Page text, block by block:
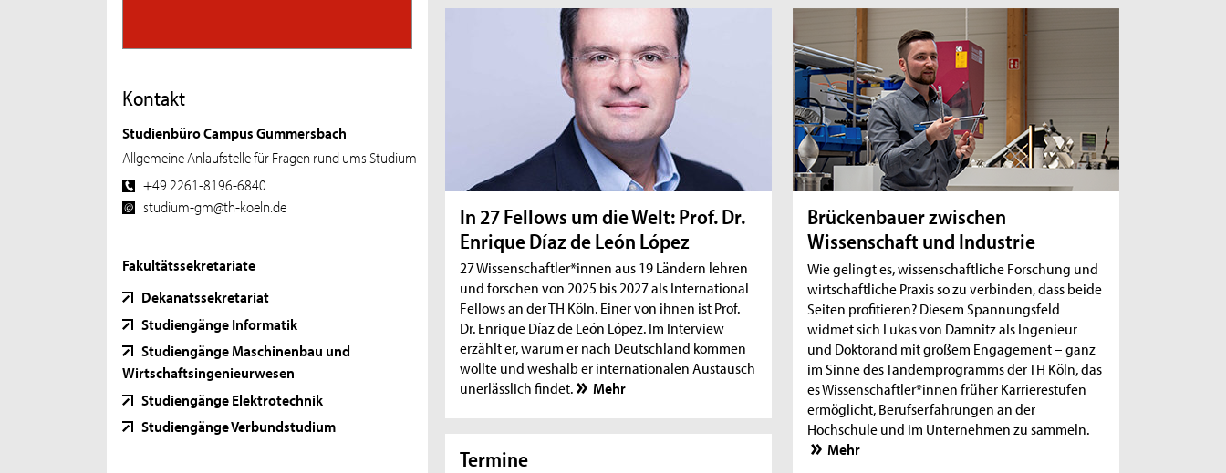
Kontakt
Studienbüro Campus Gummersbach
Allgemeine Anlaufstelle für Fragen rund ums Studium
+49 2261-8196-6840
studium-gm@th-koeln.de
Fakultätssekretariate
Dekanatssekretariat
Studiengänge Informatik
Studiengänge Maschinenbau und
Wirtschaftsingenieurwesen
Studiengänge Elektrotechnik
Studiengänge Verbundstudium
In 27 Fellows um die Welt: Prof. Dr.
Enrique Díaz de León López
27 Wissenschaftler*innen aus 19 Ländern lehren
und forschen von 2025 bis 2027 als International
Fellows an der TH Köln. Einer von ihnen ist Prof.
Dr. Enrique Díaz de León López. Im Interview
erzählt er, warum er nach Deutschland kommen
wollte und weshalb er internationalen Austausch
unerlässlich findet.
Mehr
Brückenbauer zwischen
Wissenschaft und Industrie
Wie gelingt es, wissenschaftliche Forschung und
wirtschaftliche Praxis so zu verbinden, dass beide
Seiten profitieren? Diesem Spannungsfeld
widmet sich Lukas von Damnitz als Ingenieur
und Doktorand mit großem Engagement – ganz
im Sinne des Tandemprogramms der TH Köln, das
es Wissenschaftler*innen früher Karrierestufen
ermöglicht, Berufserfahrungen an der
Hochschule und im Unternehmen zu sammeln.
Mehr
Termine